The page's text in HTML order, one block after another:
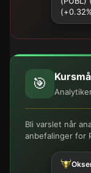
🎯
Bli varslet når
anbefalinger for